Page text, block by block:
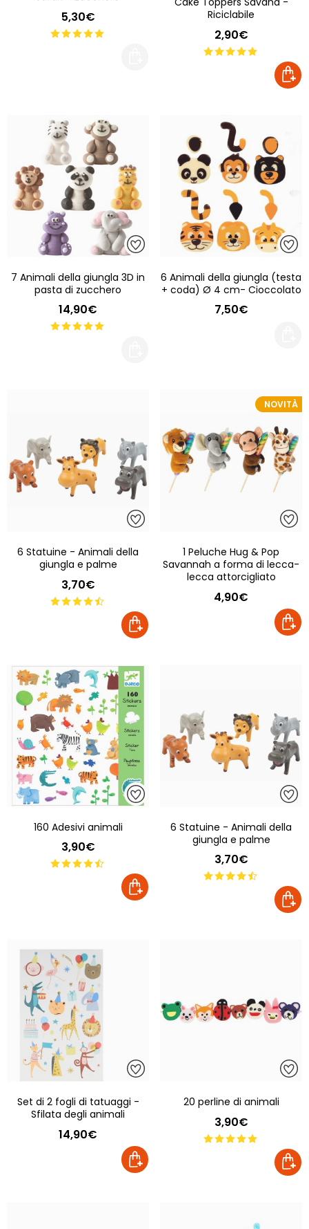
5,30€
Riciclabile
2,90€
7 Animali della giungla 3D in
pasta di zucchero
14,90€
6 Animali della giungla (testa
+ coda) Ø 4 cm- Cioccolato
7,50€
6 Statuine - Animali della
giungla e palme
3,70€
NOVITÀ
1 Peluche Hug & Pop
Savannah a forma di lecca-
lecca attorcigliato
4,90€
160 Adesivi animali
3,90€
6 Statuine - Animali della
giungla e palme
3,70€
Set di 2 fogli di tatuaggi -
Sfilata degli animali
14,90€
20 perline di animali
3,90€